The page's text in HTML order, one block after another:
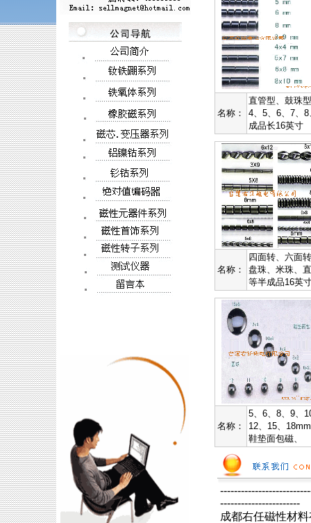
名称：
直管型、鼓珠
4、5、6、7、8
成品长16英寸
名称：
四面转、六面
盘珠、米珠、
等半成品16英
名称：
5、6、8、9、
12、15、
鞋垫面包磁、
-----------------------
成都右任磁性材